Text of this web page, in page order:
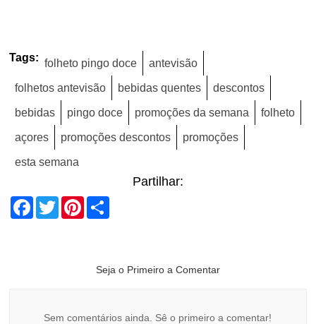
Tags: folheto pingo doce antevisão
folhetos antevisão bebidas quentes descontos
bebidas pingo doce promoções da semana folheto
açores promoções descontos promoções
esta semana
Partilhar:
Facebook
TwitterPinterest
Seja o Primeiro a Comentar
Sem comentários ainda. Sê o primeiro a comentar!